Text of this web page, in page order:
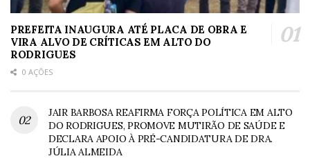
PREFEITA INAUGURA ATÉ PLACA DE OBRA E
VIRA ALVO DE CRÍTICAS EM ALTO DO
RODRIGUES
0 AÇÕES
JAIR BARBOSA REAFIRMA FORÇA POLÍTICA EM ALTO
DO RODRIGUES, PROMOVE MUTIRÃO DE SAÚDE E
DECLARA APOIO À PRÉ-CANDIDATURA DE DRA.
JÚLIA ALMEIDA